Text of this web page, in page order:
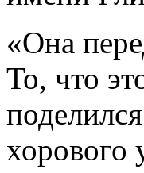
«Она
То, что